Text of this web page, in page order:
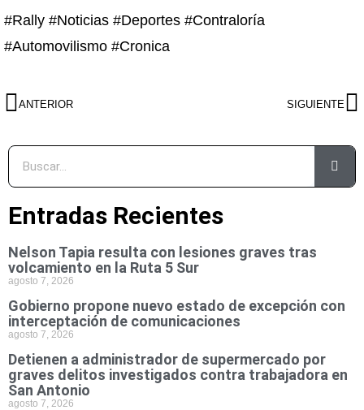
#Rally #Noticias #Deportes #Contraloría
#Automovilismo #Cronica
ANTERIOR SIGUIENTE
Entradas Recientes
Nelson Tapia resulta con lesiones graves tras
volcamiento en la Ruta 5 Sur
agosto 7, 2026
Gobierno propone nuevo estado de excepción con
interceptación de comunicaciones
agosto 7, 2026
Detienen a administrador de supermercado por
graves delitos investigados contra trabajadora en
San Antonio
agosto 7, 2026